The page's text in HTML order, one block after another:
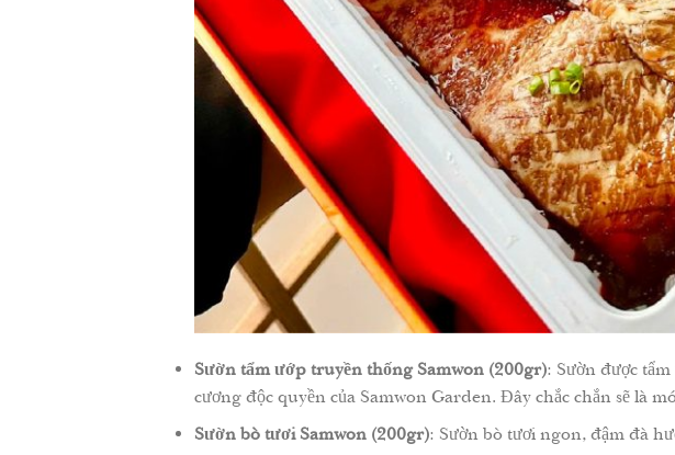
Sườn tẩm ướp truyền thống Samwon (200gr): Sườn được
cương độc quyền của Samwon Garden. Đây chắc chắn sẽ là
Sườn bò tươi Samwon (200gr): Sườn bò tươi ngon, đậm đà